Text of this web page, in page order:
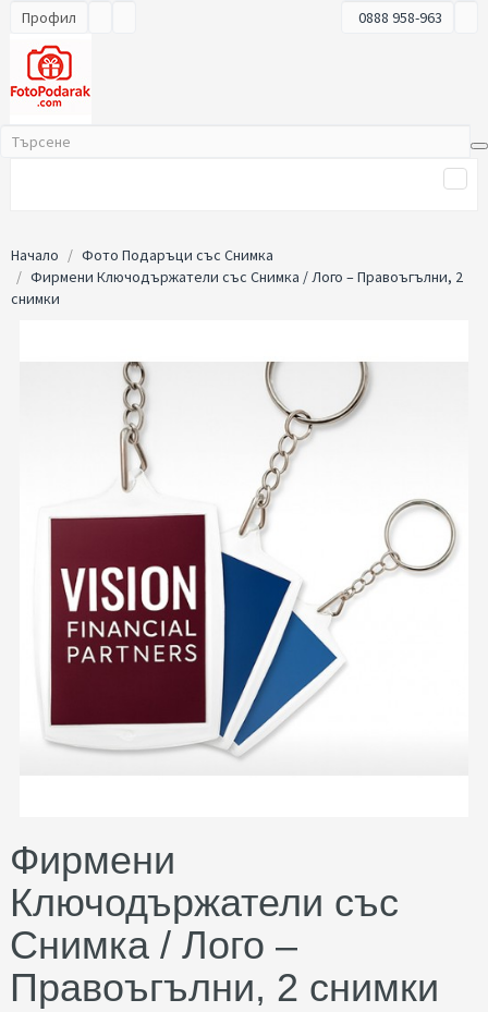
Профил 0888 958-963
Начало
Фото Подаръци със Снимка
Фирмени Ключодържатели със Снимка / Лого – Правоъгълни, 2
снимки
Фирмени
Ключодържатели със
Снимка / Лого –
Правоъгълни, 2 снимки